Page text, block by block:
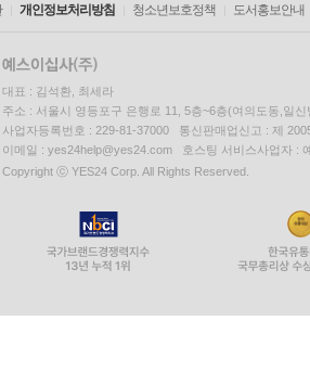
개인정보처리방침 청소년보호정책 도서홍보안내
대표 : 김석환, 최세라
주소 : 서울시 영등포구 은행로 11, 5층~6층(여의도동,일신
사업자등록번호 : 229-81-37000 통신판매업신고 : 제
이메일 : yes24help@yes24.com 호스팅 서비스사업자 :
Copyright ⓒ YES24 Corp. All Rights Reserved.